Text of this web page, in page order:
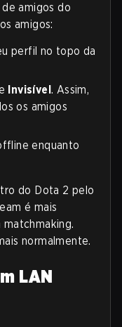
amigos do
amigos:
perfil no topo da
Invisível. Assim,
os amigos
enquanto
do Dota 2 pelo
é mais
normalmente.
LAN